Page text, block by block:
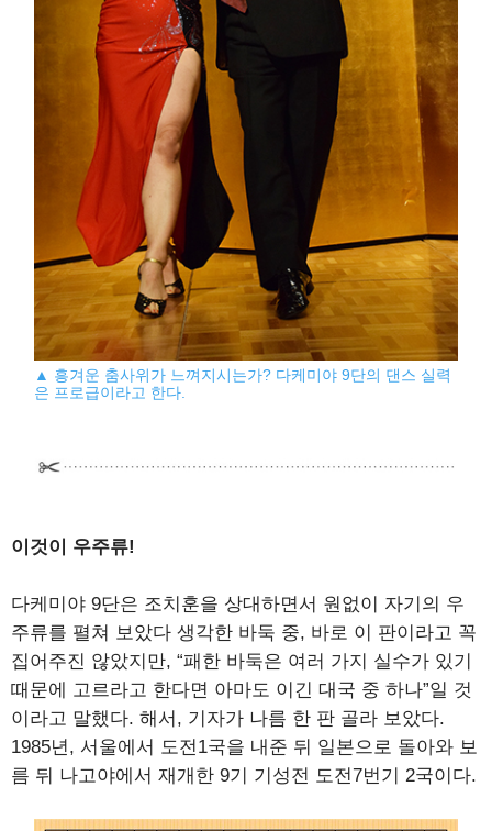
▲ 흥겨운 춤사위가 느껴지시는가? 다케미야 9단의 댄스 실력
은 프로급이라고 한다.
이것이 우주류!
다케미야 9단은 조치훈을 상대하면서 원없이 자기의 우
주류를 펼쳐 보았다 생각한 바둑 중, 바로 이 판이라고 꼭
집어주진 않았지만, “패한 바둑은 여러 가지 실수가 있기
때문에 고르라고 한다면 아마도 이긴 대국 중 하나”일 것
이라고 말했다. 해서, 기자가 나름 한 판 골라 보았다.
1985년, 서울에서 도전1국을 내준 뒤 일본으로 돌아와 보
름 뒤 나고야에서 재개한 9기 기성전 도전7번기 2국이다.